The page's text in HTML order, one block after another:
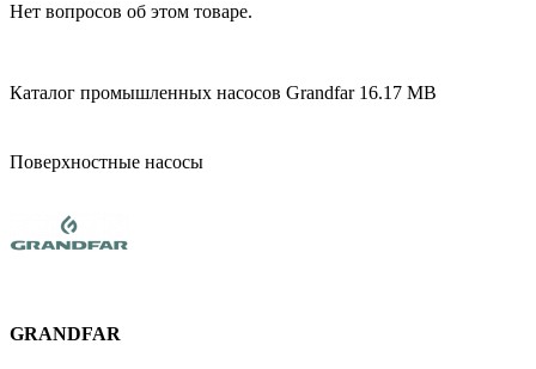
Нет вопросов об этом товаре.
Каталог промышленных насосов Grandfar 16.17 MB
Поверхностные насосы
GRANDFAR